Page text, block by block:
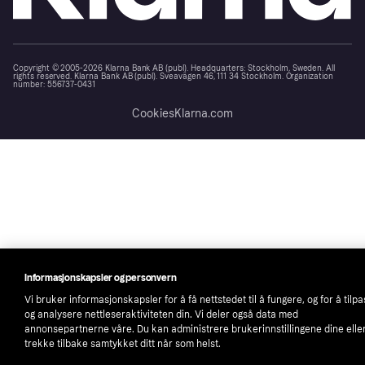
Copyright © 2005-2026 Klarna Bank AB (publ). Headquarters: Stockholm, Sweden. All
rights reserved. Klarna Bank AB (publ). Sveavägen 46, 111 34 Stockholm. Organization
number: 556737-0431
CookiesKlarna.com
Informasjonskapsler og personvern
Vi bruker informasjonskapsler for å få nettstedet til å fungere, og for å
og analysere nettleseraktiviteten din. Vi deler også data med
annonsepartnerne våre. Du kan administrere brukerinnstillingene dine
trekke tilbake samtykket ditt når som helst.